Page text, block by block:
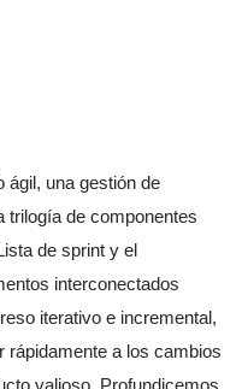
ágil, una gestión de
trilogía de componentes
de sprint y el
interconectados
iterativo e incremental,
rápidamente a los cambios